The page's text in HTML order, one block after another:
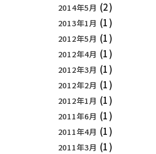
2014年5月 (2)
2013年1月 (1)
2012年5月 (1)
2012年4月 (1)
2012年3月 (1)
2012年2月 (1)
2012年1月 (1)
2011年6月 (1)
2011年4月 (1)
2011年3月 (1)